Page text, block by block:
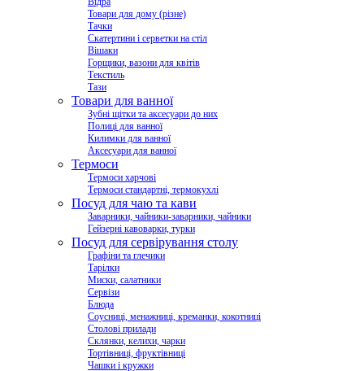
Товари для дому (різне)
Тачки
Скатертини і серветки на стіл
Вішаки
Горщики, вазони для квітів
Текстиль
Тази
Товари для ванної
Зубні щітки та аксесуари до них
Полиці для ванної
Килимки для ванної
Аксесуари для ванної
Термоси
Термоси харчові
Термоси стандартні, термокухлі
Посуд для чаю та кави
Заварники, чайники-заварники, чайники
Гейзерні кавоварки, турки
Посуд для сервірування столу
Графіни та глечики
Тарілки
Миски, салатники
Сервізи
Блюда
Соусниці, менажниці, креманки, кокотниці
Столові прилади
Склянки, келихи, чарки
Тортівниці, фруктівниці
Чашки і кружки